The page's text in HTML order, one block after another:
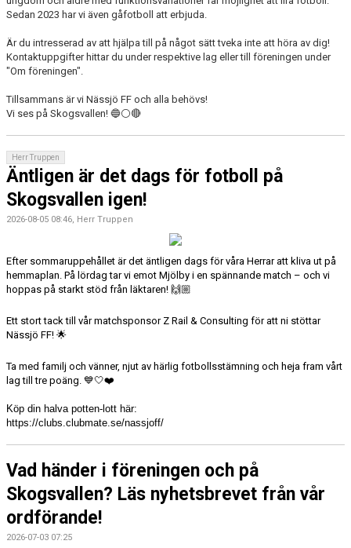
Sedan 2023 har vi även gåfotboll att erbjuda.
Är du intresserad av att hjälpa till på något sätt tveka inte att höra av dig!
Kontaktuppgifter hittar du under respektive lag eller till föreningen under
"Om föreningen".
Tillsammans är vi Nässjö FF och alla behövs!
Vi ses på Skogsvallen! 🔵⚪🔴
Herr Truppen
Äntligen är det dags för fotboll på
Skogsvallen igen!
2026-08-05 08:46, Herr Truppen
Efter sommaruppehållet är det äntligen dags för våra Herrar att kliva ut på
hemmaplan. På lördag tar vi emot Mjölby i en spännande match – och vi
hoppas på starkt stöd från läktaren! 🙌🏼
Ett stort tack till vår matchsponsor Z Rail & Consulting för att ni stöttar
Nässjö FF! 🌟
Ta med familj och vänner, njut av härlig fotbollsstämning och heja fram vårt
lag till tre poäng. 💙🤍❤️
Köp din halva potten-lott här:
https://clubs.clubmate.se/nassjoff/
Vad händer i föreningen och på
Skogsvallen? Läs nyhetsbrevet från vår
ordförande!
2026-07-03 07:25